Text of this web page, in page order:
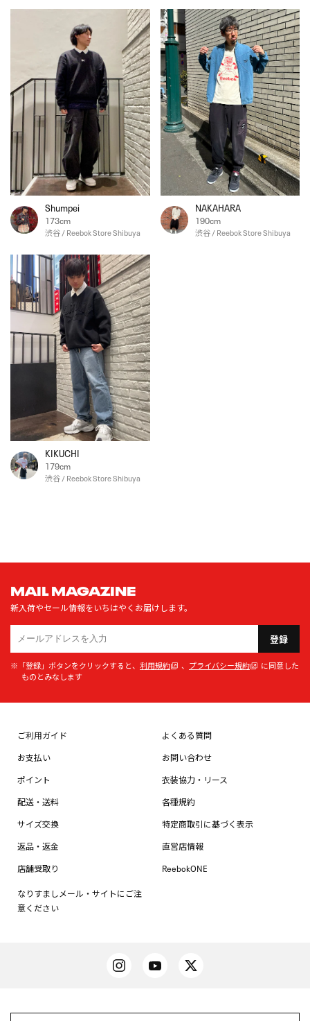
Shumpei
173cm
渋谷 / Reebok Store Shibuya
NAKAHARA
190cm
渋谷 / Reebok Store Shibuya
KIKUCHI
179cm
渋谷 / Reebok Store Shibuya
MAIL MAGAZINE
新入荷やセール情報をいちはやくお届けします。
登録
※「登録」ボタンをクリックすると、 利用規約 、 プライバシー規約
に同意した
ものとみなします
ご利用ガイド
お支払い
ポイント
配送・送料
サイズ交換
返品・返金
店舗受取り
なりすましメール・サイトにご注
意ください
よくある質問
お問い合わせ
衣装協力・リース
各種規約
特定商取引に基づく表示
直営店情報
ReebokONE